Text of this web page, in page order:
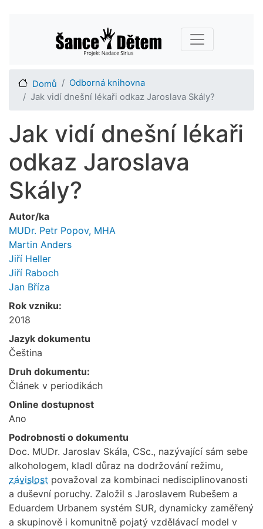
hlavnímu
obsahu
Main navigation
Domů
Odborná knihovna
Jak vidí dnešní lékaři odkaz Jaroslava Skály?
Jak vidí dnešní lékaři
odkaz Jaroslava
Skály?
Autor/ka
MUDr. Petr Popov, MHA
Martin Anders
Jiří Heller
Jiří Raboch
Jan Bříza
Rok vzniku:
2018
Jazyk dokumentu
Čeština
Druh dokumentu:
Článek v periodikách
Online dostupnost
Ano
Podrobnosti o dokumentu
Doc. MUDr. Jaroslav Skála, CSc., nazývající sám sebe
alkohologem, kladl důraz na dodržování režimu,
závislost považoval za kombinaci nedisciplinovanosti
a duševní poruchy. Založil s Jaroslavem Rubešem a
Eduardem Urbanem systém SUR, dynamicky zaměřený
a skupinově i komunitně pojatý vzdělávací model v